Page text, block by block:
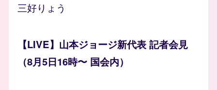
三好りょう
【LIVE】山本ジョージ新代表 記者会見
（8月5日16時〜 国会内）